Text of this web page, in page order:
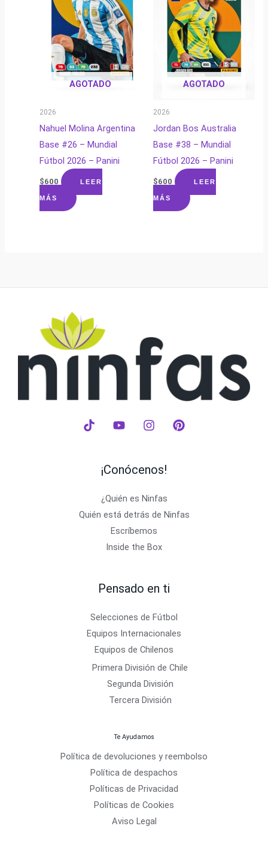
AGOTADO
2026
Nahuel Molina Argentina
Base #26 – Mundial
Fútbol 2026 – Panini
$600 LEER
MÁS
AGOTADO
2026
Jordan Bos Australia
Base #38 – Mundial
Fútbol 2026 – Panini
$600 LEER
MÁS
¡Conócenos!
¿Quién es Ninfas
Quién está detrás de Ninfas
Escríbemos
Inside the Box
Pensado en ti
Selecciones de Fútbol
Equipos Internacionales
Equipos de Chilenos
Primera División de Chile
Segunda División
Tercera División
Te Ayudamos
Política de devoluciones y reembolso
Política de despachos
Políticas de Privacidad
Políticas de Cookies
Aviso Legal